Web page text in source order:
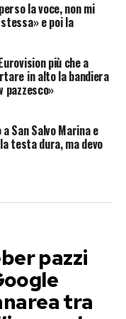
la voce, non mi
e poi la
più che a
in alto la bandiera
pazzesco»
San Salvo Marina e
testa dura, ma devo
pazzi
tra